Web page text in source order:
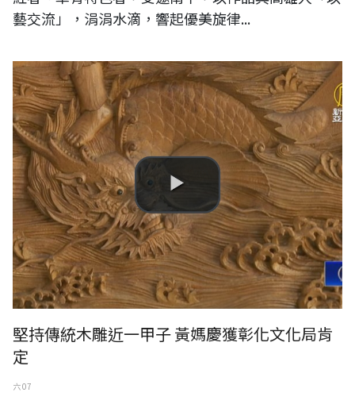
藝交流」，涓涓水滴，響起優美旋律...
堅持傳統木雕近一甲子 黃媽慶獲彰化文化局肯定
堅持傳統木雕近一甲子 黃媽慶獲彰化文化局肯
定
六 07